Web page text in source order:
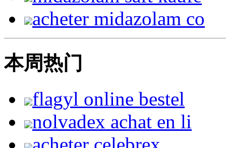
acheter midazolam co
本周热门
flagyl online bestel
nolvadex achat en li